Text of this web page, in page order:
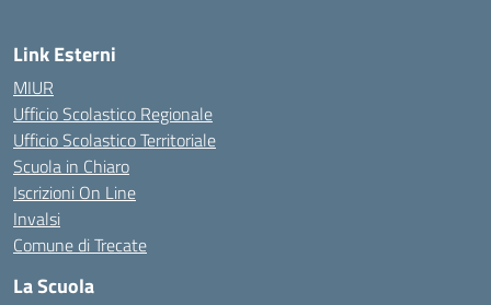
Link Esterni
MIUR
Ufficio Scolastico Regionale
Ufficio Scolastico Territoriale
Scuola in Chiaro
Iscrizioni On Line
Invalsi
Comune di Trecate
La Scuola